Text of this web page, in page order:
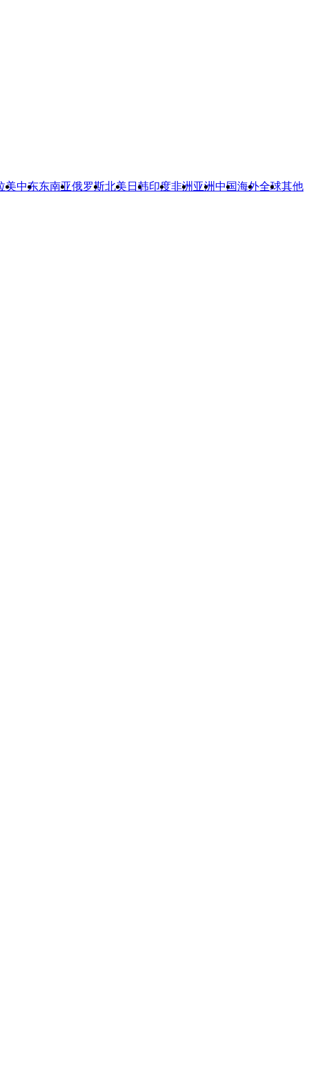
美中东东南亚俄罗斯北美 日韩印度非洲 亚洲中国海外全球其他